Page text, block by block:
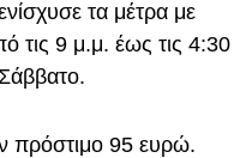
τα μέτρα με
τις 9 μ.μ. έως τις 4:30
πρόστιμο 95 ευρώ.